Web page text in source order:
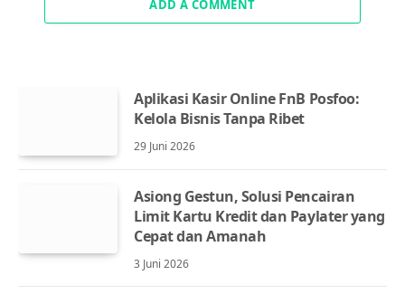
ADD A COMMENT
Aplikasi Kasir Online FnB Posfoo:
Kelola Bisnis Tanpa Ribet
29 Juni 2026
Asiong Gestun, Solusi Pencairan
Limit Kartu Kredit dan Paylater yang
Cepat dan Amanah
3 Juni 2026